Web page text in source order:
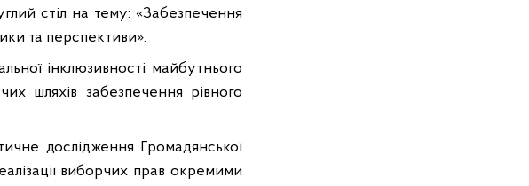
стіл на тему: «Забезпечення
та перспективи».
інклюзивності майбутнього
шляхів забезпечення рівного
дослідження Громадянської
виборчих прав окремими